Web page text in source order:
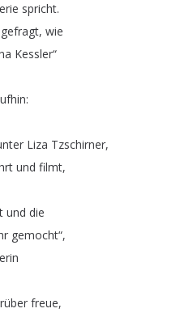
spricht.
gefragt, wie
Kessler“
:
Liza Tzschirner,
und filmt,
und die
gemocht“,
freue,